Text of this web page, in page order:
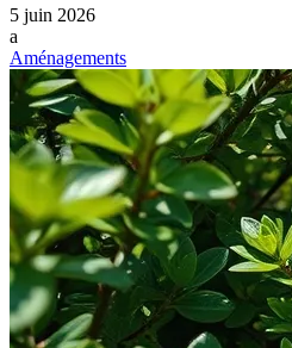
5 juin 2026
a
Aménagements